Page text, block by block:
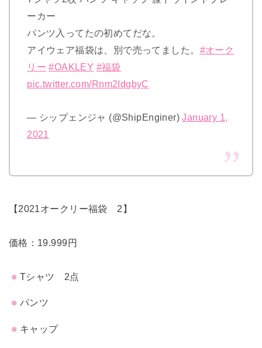
ーカー
パンツ入ってたの初めてだな。
アイウェア福袋は、別で売ってました。 #オーク
リー #OAKLEY #福袋
pic.twitter.com/Rnm2IdgbyC
— シップェンジャ (@ShipEnginer)January 1,
2021
【2021オークリー福袋 2】
価格：19.999円
Tシャツ 2点
パンツ
キャップ